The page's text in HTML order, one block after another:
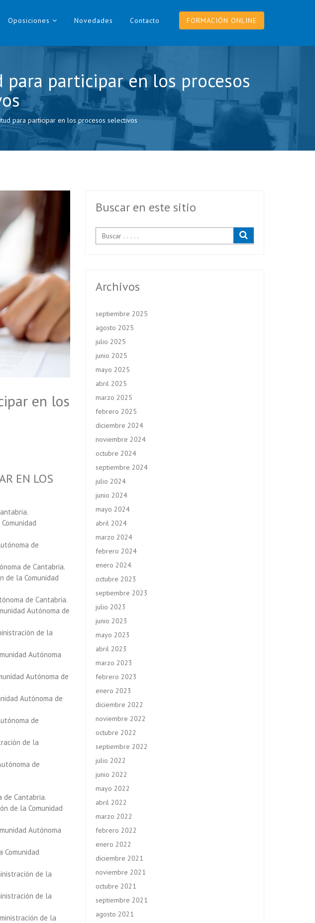
Oposiciones Novedades Contacto FORMACIÓN ONLINE
participar en los procesos
para participar en los procesos selectivos
en los
EN LOS
de
de Cantabria.
de la Comunidad
de Cantabria.
Autónoma de
de la
Autónoma
Autónoma de
Autónoma de
de
de la
de
de Cantabria.
de la Comunidad
Autónoma
Comunidad
de la
de la
de la
Buscar en este sitio
Archivos
septiembre 2025
agosto 2025
julio 2025
junio 2025
mayo 2025
abril 2025
marzo 2025
febrero 2025
diciembre 2024
noviembre 2024
octubre 2024
septiembre 2024
julio 2024
junio 2024
mayo 2024
abril 2024
marzo 2024
febrero 2024
enero 2024
octubre 2023
septiembre 2023
julio 2023
junio 2023
mayo 2023
abril 2023
marzo 2023
febrero 2023
enero 2023
diciembre 2022
noviembre 2022
octubre 2022
septiembre 2022
julio 2022
junio 2022
mayo 2022
abril 2022
marzo 2022
febrero 2022
enero 2022
diciembre 2021
noviembre 2021
octubre 2021
septiembre 2021
agosto 2021